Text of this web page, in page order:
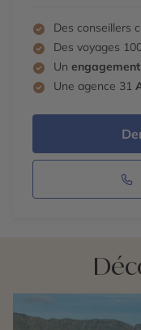
Des conseillers
Des voyages
Un engagement
Une agence 31